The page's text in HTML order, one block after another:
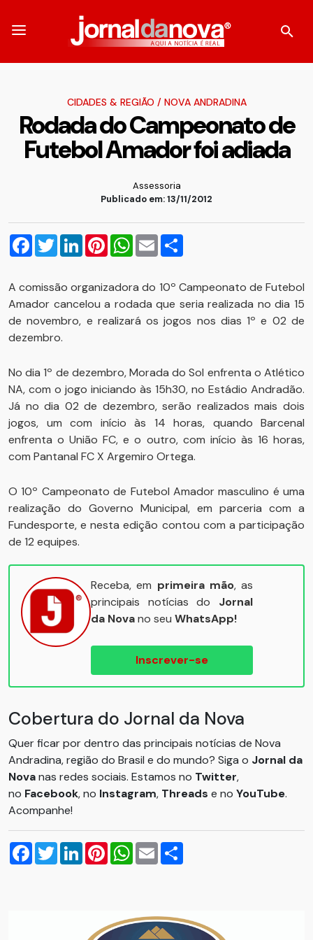
CIDADES & REGIÃO / NOVA ANDRADINA
Rodada do Campeonato de
Futebol Amador foi adiada
Assessoria
Publicado em: 13/11/2012
Facebook
TwitterLinkedInPinterestWhatsApp
Email
A comissão organizadora do 10º Campeonato de Futebol
Amador cancelou a rodada que seria realizada no dia 15
de novembro, e realizará os jogos nos dias 1º e 02 de
dezembro.
No dia 1º de dezembro, Morada do Sol enfrenta o Atlético
NA, com o jogo iniciando às 15h30, no Estádio Andradão.
Já no dia 02 de dezembro, serão realizados mais dois
jogos, um com início às 14 horas, quando Barcenal
enfrenta o União FC, e o outro, com início às 16 horas,
com Pantanal FC X Argemiro Ortega.
O 10º Campeonato de Futebol Amador masculino é uma
realização do Governo Municipal, em parceria com a
Fundesporte, e nesta edição contou com a participação
de 12 equipes.
Receba, em primeira mão, as
principais notícias do Jornal
da Novano seu WhatsApp!
Inscrever-se
Cobertura do Jornal da Nova
Quer ficar por dentro das principais notícias de Nova
Andradina, região do Brasil e do mundo? Siga o Jornal da
Novanas redes sociais. Estamos no Twitter,
no Facebook, no Instagram, Threads e no YouTube.
Acompanhe!
Facebook
TwitterLinkedInPinterestWhatsApp
Email